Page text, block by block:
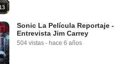
Sonic La Película Reportaje -
Entrevista Jim Carrey
504 vistas - hace 6 años